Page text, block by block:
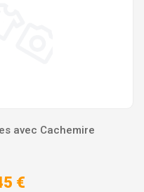
avec Cachemire
€